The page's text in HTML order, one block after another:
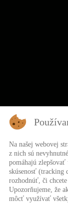
Na našej webovej
z nich sú
pomáhajú
skúsenosť (tracking
rozhodnúť, či
Upozorňujeme, že
môcť využívať